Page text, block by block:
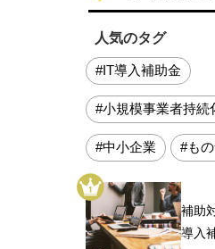
人気のタグ
#IT導入補助金
#小規模事業者持続
#中小企業 #も
補助
導入